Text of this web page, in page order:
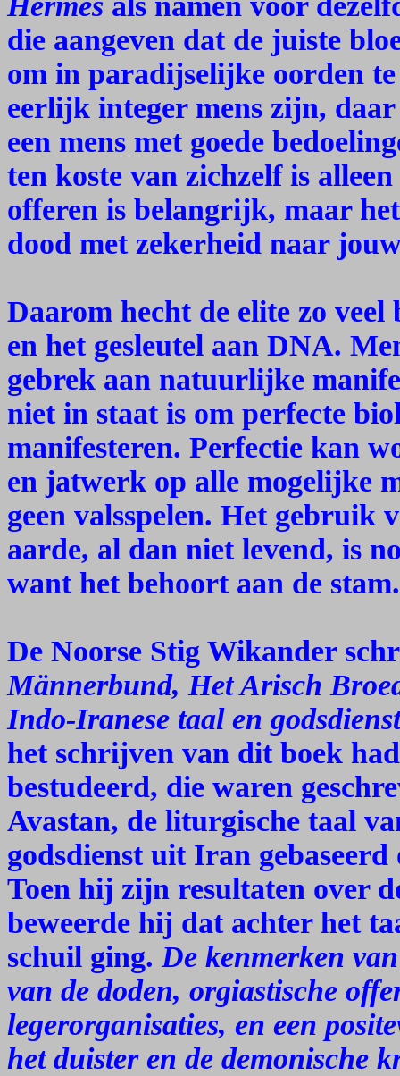
die aangeven dat de juiste
om in paradijselijke oorden te
eerlijk integer mens zijn,
een mens met goede
ten koste van zichzelf is
offeren is belangrijk, maar
dood met zekerheid naar
Daarom hecht de elite zo
en het gesleutel aan DNA.
gebrek aan natuurlijke
niet in staat is om perfecte
manifesteren. Perfectie kan
en jatwerk op alle mogelijke
geen valsspelen. Het gebruik
aarde, al dan niet levend, is
want het behoort aan de stam.
De Noorse Stig Wikander
Männerbund, Het Arisch
Indo-Iranese taal en
het schrijven van dit boek
bestudeerd, die waren
Avastan, de liturgische taal
godsdienst uit Iran
Toen hij zijn resultaten over
beweerde hij dat achter het
schuil ging. De kenmerken
van de doden, orgiastische
legerorganisaties, en een
het duister en de demonische